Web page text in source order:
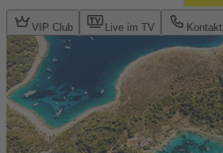
VIP Club Live im TV Kontakt